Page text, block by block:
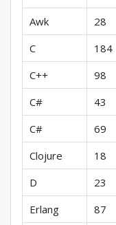
Awk
28
C
184
C++
98
C#
43
C#
69
Clojure
18
D
23
Erlang
87